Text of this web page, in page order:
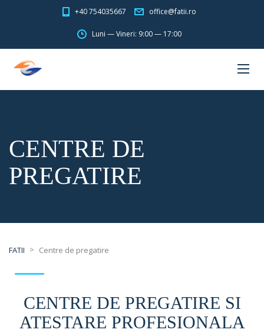
+40 754035667 office@fatii.ro
Luni — Vineri: 9:00 — 17:00
CENTRE DE
PREGATIRE
FATII > Centre de pregatire
CENTRE DE PREGATIRE SI
ATESTARE PROFESIONALA